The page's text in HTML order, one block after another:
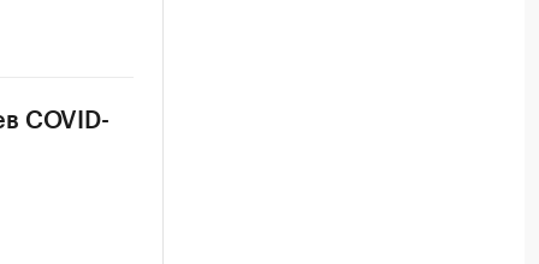
COVID-